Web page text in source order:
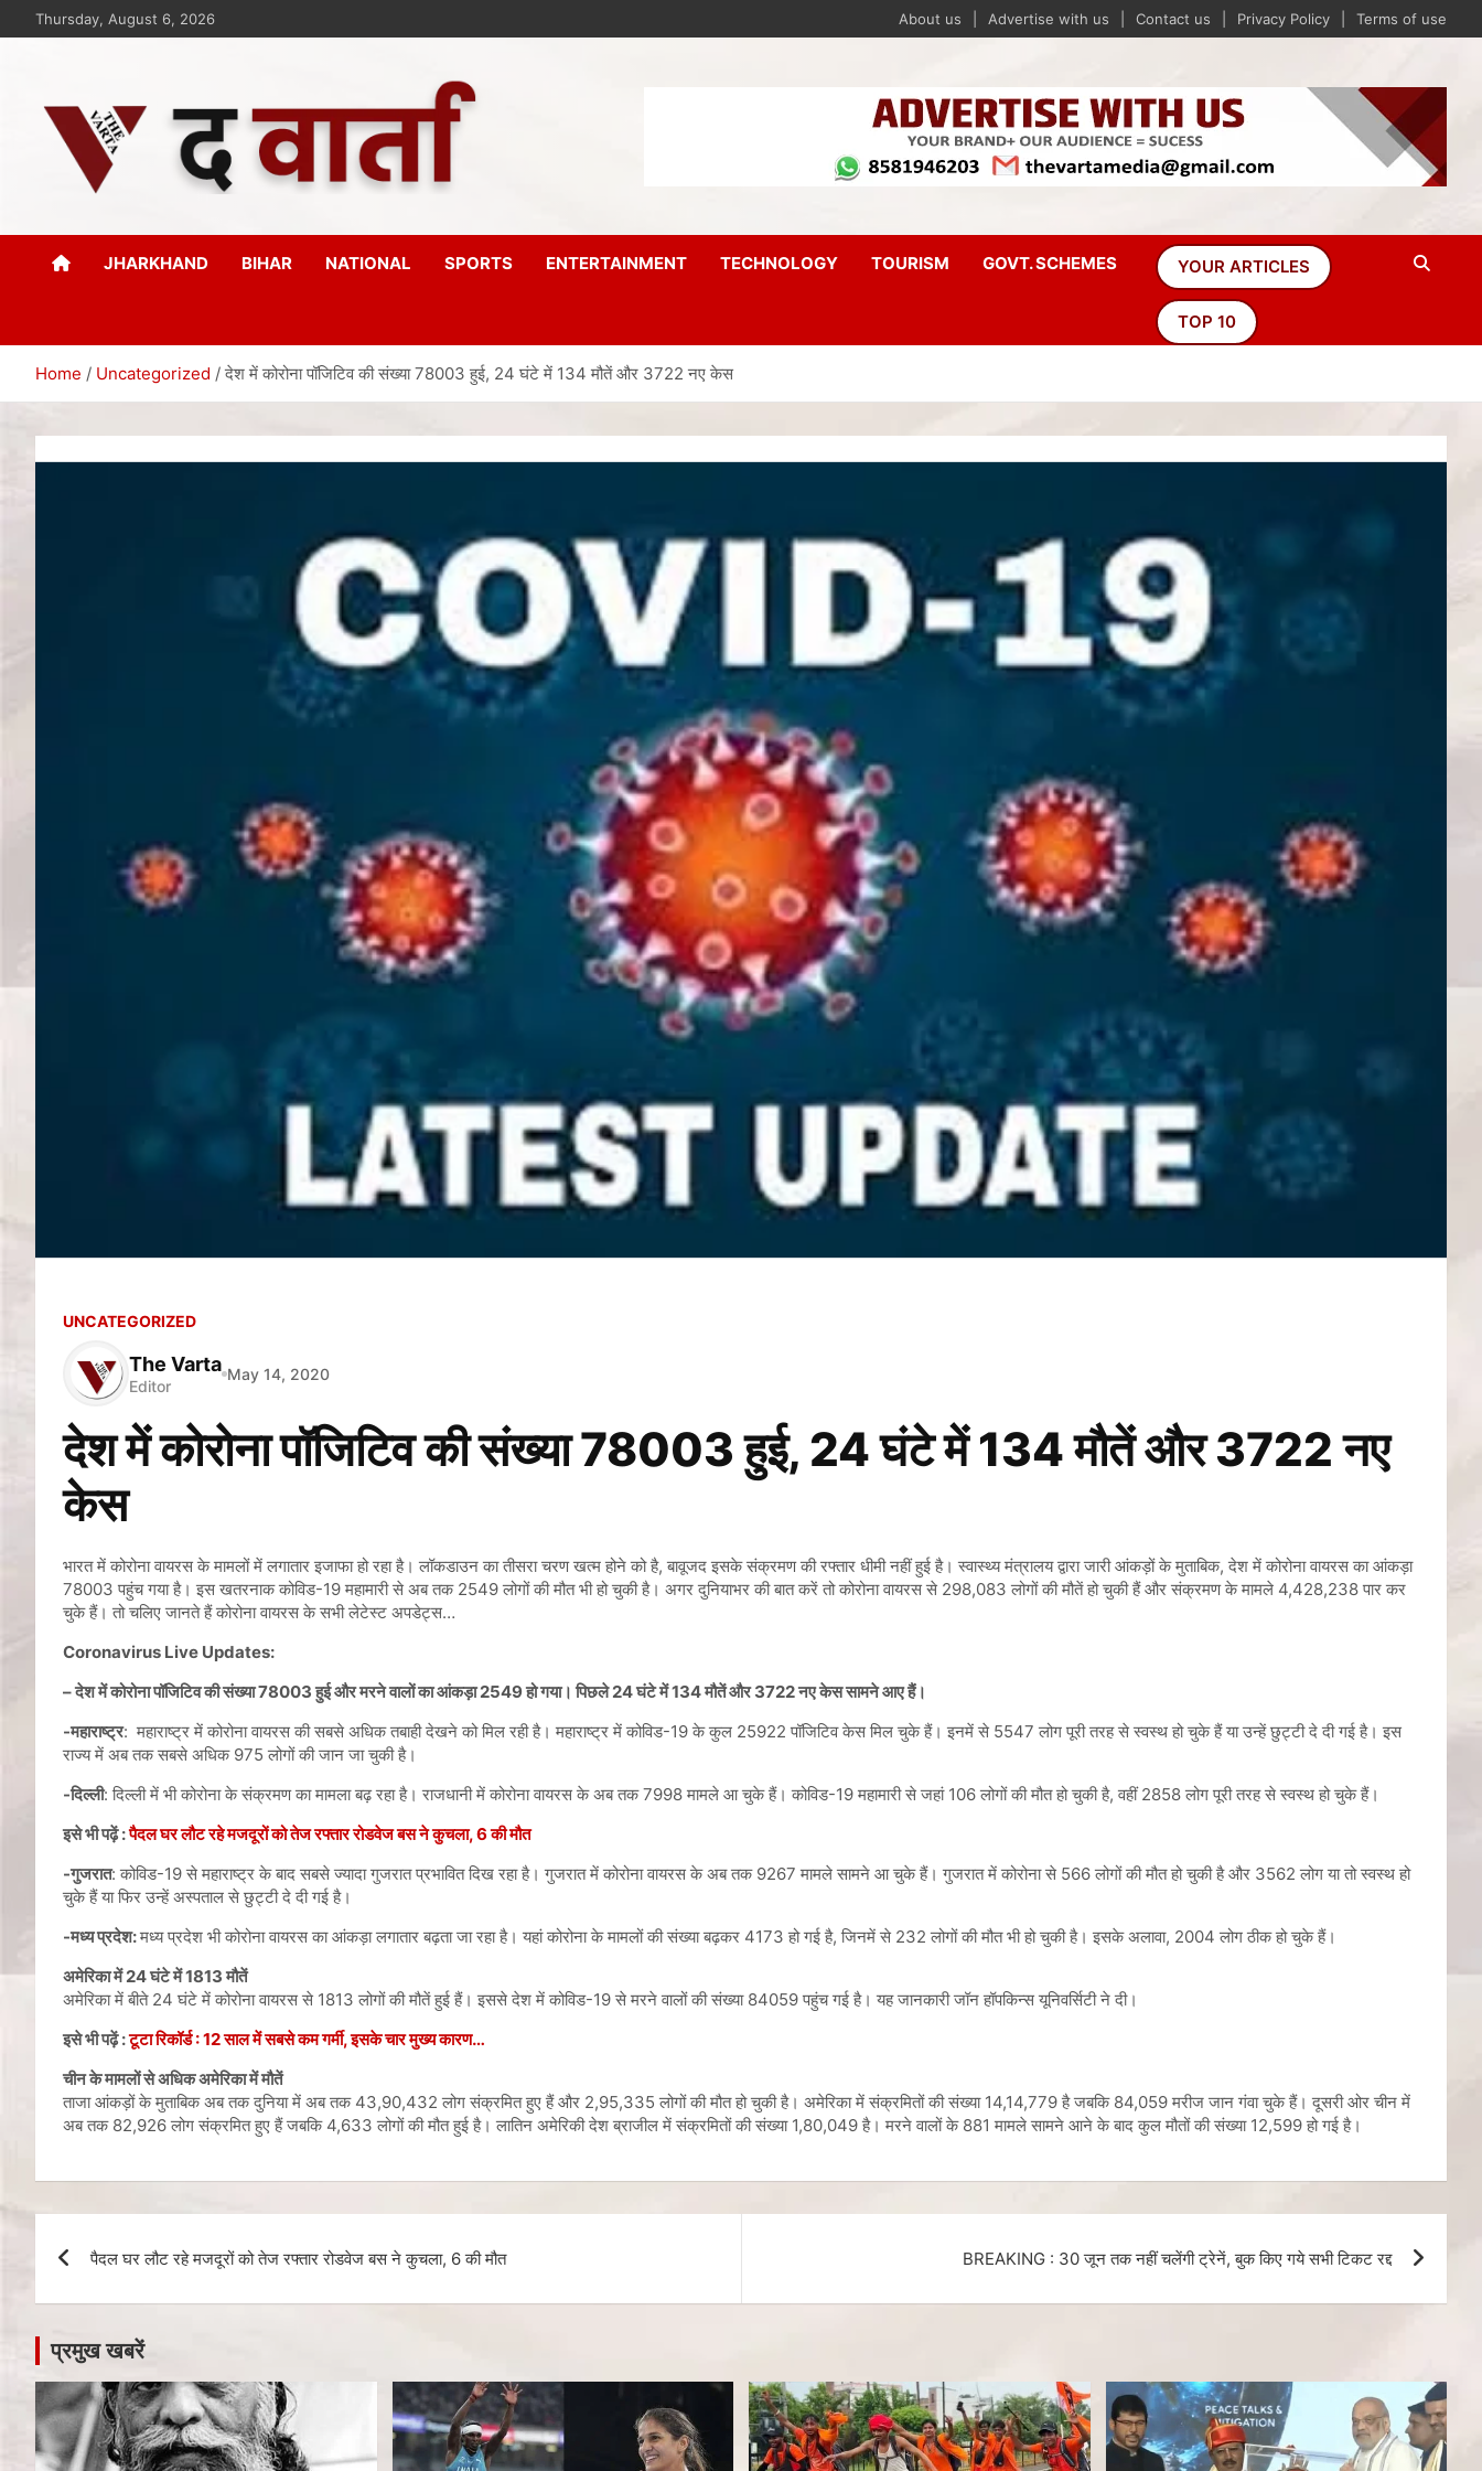
Thursday, August 6, 2026 About us Advertise with us Contact us Privacy Policy Terms of use
The Varta
JHARKHAND BIHAR NATIONAL SPORTS ENTERTAINMENT TECHNOLOGY TOURISM GOVT. SCHEMES YOUR ARTICLES
TOP 10
Home Uncategorized देश में कोरोना पॉजिटिव की संख्या 78003 हुई, 24 घंटे में 134 मौतें और 3722 नए केस
UNCATEGORIZED
The Varta
Editor
May 14, 2020
देश में कोरोना पॉजिटिव की संख्या 78003 हुई, 24 घंटे में 134 मौतें और 3722 नए
केस
भारत में कोरोना वायरस के मामलों में लगातार इजाफा हो रहा है। लॉकडाउन का तीसरा चरण खत्म होने को है, बावूजद इसके संक्रमण की रफ्तार धीमी नहीं हुई है। स्वास्थ्य मंत्रालय द्वारा जारी आंकड़ों के मुताबिक, देश में कोरोना वायरस का आंकड़ा
78003 पहुंच गया है। इस खतरनाक कोविड-19 महामारी से अब तक 2549 लोगों की मौत भी हो चुकी है। अगर दुनियाभर की बात करें तो कोरोना वायरस से 298,083 लोगों की मौतें हो चुकी हैं और संक्रमण के मामले 4,428,238 पार कर
चुके हैं। तो चलिए जानते हैं कोरोना वायरस के सभी लेटेस्ट अपडेट्स…
Coronavirus Live Updates:
–देश में कोरोना पॉजिटिव की संख्या 78003 हुई और मरने वालों का आंकड़ा 2549 हो गया। पिछले 24 घंटे में 134 मौतें और 3722 नए केस सामने आए हैं।
-महाराष्ट्र: महाराष्ट्र में कोरोना वायरस की सबसे अधिक तबाही देखने को मिल रही है। महाराष्ट्र में कोविड-19 के कुल 25922 पॉजिटिव केस मिल चुके हैं। इनमें से 5547 लोग पूरी तरह से स्वस्थ हो चुके हैं या उन्हें छुट्टी दे दी गई है। इस
राज्य में अब तक सबसे अधिक 975 लोगों की जान जा चुकी है।
-दिल्ली: दिल्ली में भी कोरोना के संक्रमण का मामला बढ़ रहा है। राजधानी में कोरोना वायरस के अब तक 7998 मामले आ चुके हैं। कोविड-19 महामारी से जहां 106 लोगों की मौत हो चुकी है, वहीं 2858 लोग पूरी तरह से स्वस्थ हो चुके हैं।
इसे भी पढ़ें :पैदल घर लौट रहे मजदूरों को तेज रफ्तार रोडवेज बस ने कुचला, 6 की मौत
-गुजरात: कोविड-19 से महाराष्ट्र के बाद सबसे ज्यादा गुजरात प्रभावित दिख रहा है। गुजरात में कोरोना वायरस के अब तक 9267 मामले सामने आ चुके हैं। गुजरात में कोरोना से 566 लोगों की मौत हो चुकी है और 3562 लोग या तो स्वस्थ हो
चुके हैं या फिर उन्हें अस्पताल से छुट्टी दे दी गई है।
-मध्य प्रदेश:मध्य प्रदेश भी कोरोना वायरस का आंकड़ा लगातार बढ़ता जा रहा है। यहां कोरोना के मामलों की संख्या बढ़कर 4173 हो गई है, जिनमें से 232 लोगों की मौत भी हो चुकी है। इसके अलावा, 2004 लोग ठीक हो चुके हैं।
अमेरिका में 24 घंटे में 1813 मौतें
अमेरिका में बीते 24 घंटे में कोरोना वायरस से 1813 लोगों की मौतें हुई हैं। इससे देश में कोविड-19 से मरने वालों की संख्या 84059 पहुंच गई है। यह जानकारी जॉन हॉपकिन्स यूनिवर्सिटी ने दी।
इसे भी पढ़ें :टूटा रिकॉर्ड : 12 साल में सबसे कम गर्मी, इसके चार मुख्य कारण…
चीन के मामलों से अधिक अमेरिका में मौतें
ताजा आंकड़ों के मुताबिक अब तक दुनिया में अब तक 43,90,432 लोग संक्रमित हुए हैं और 2,95,335 लोगों की मौत हो चुकी है। अमेरिका में संक्रमितों की संख्या 14,14,779 है जबकि 84,059 मरीज जान गंवा चुके हैं। दूसरी ओर चीन में
अब तक 82,926 लोग संक्रमित हुए हैं जबकि 4,633 लोगों की मौत हुई है। लातिन अमेरिकी देश ब्राजील में संक्रमितों की संख्या 1,80,049 है। मरने वालों के 881 मामले सामने आने के बाद कुल मौतों की संख्या 12,599 हो गई है।
पैदल घर लौट रहे मजदूरों को तेज रफ्तार रोडवेज बस ने कुचला, 6 की मौत BREAKING : 30 जून तक नहीं चलेंगी ट्रेनें, बुक किए गये सभी टिकट रद्द
प्रमुख खबरें